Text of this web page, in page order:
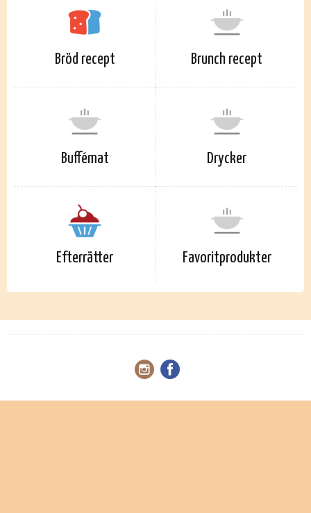
Bröd recept Brunch recept
Buffémat Drycker
Efterrätter Favoritprodukter